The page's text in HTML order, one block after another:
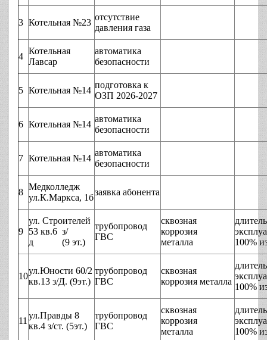
3 Котельная №23
отсутствие
давления газа
4
Котельная
Лавсар
автоматика
безопасности
5 Котельная №14
подготовка к
ОЗП 2026-2027
6 Котельная №14
автоматика
безопасности
7 Котельная №14
автоматика
безопасности
8
Медколледж
ул.К.Маркса, 1б
заявка абонента
9
ул. Строителей
53 кв.6 з/
д (9 эт.)
трубопровод
ГВС
сквозная
коррозия
металла
100%
10
ул.Юности 60/2
кв.13 з/Д. (9эт.)
трубопровод
ГВС
сквозная
коррозия металла
100%
11
ул.Правды 8
кв.4 з/ст. (5эт.)
трубопровод
ГВС
сквозная
коррозия
металла
100%